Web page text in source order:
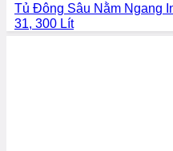
Tủ Đông Sâu Nằm Ngang
31, 300 Lít